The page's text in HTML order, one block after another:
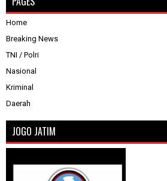
Home
Breaking News
TNI / Polri
Nasional
Kriminal
Daerah
JOGO JATIM